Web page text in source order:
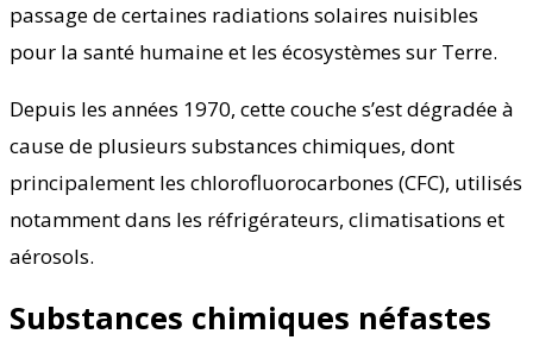
passage de certaines radiations solaires nuisibles
pour la santé humaine et les écosystèmes sur Terre.
Depuis les années 1970, cette couche s’est dégradée à
cause de plusieurs substances chimiques, dont
principalement les chlorofluorocarbones (CFC), utilisés
notamment dans les réfrigérateurs, climatisations et
aérosols.
Substances chimiques néfastes